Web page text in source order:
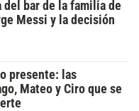
del bar de la familia de
Messi y la decisión
presente: las
Mateo y Ciro que se